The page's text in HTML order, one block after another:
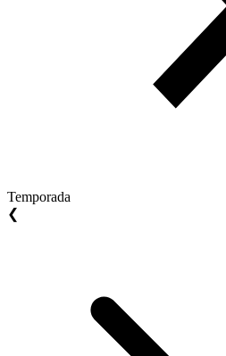
Temporada
❮